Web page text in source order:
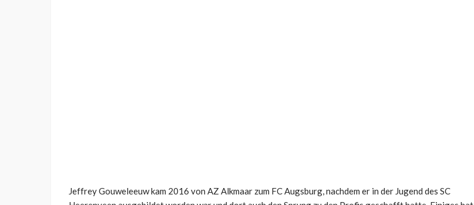
Jeffrey Gouweleeuw kam 2016 von AZ Alkmaar zum FC Augsburg, nachdem er in der Jugend des SC